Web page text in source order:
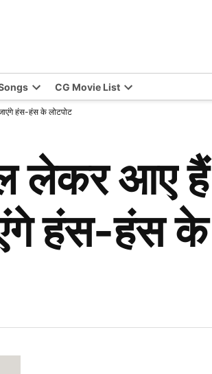
CG Movie List
हंस-हंस के लोटपोट
लेकर आए
हंस-हंस के